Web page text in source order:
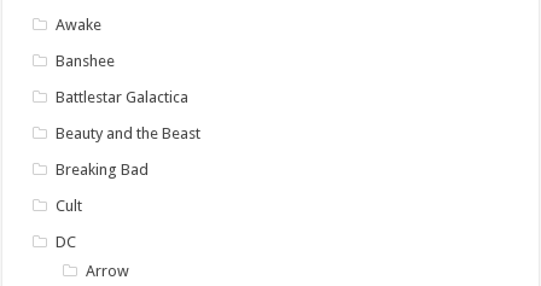
Awake
Banshee
Battlestar Galactica
Beauty and the Beast
Breaking Bad
Cult
DC
Arrow